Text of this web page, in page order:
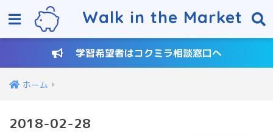
Walk in the Market
学習希望者はコクミラ相談窓口へ
ホーム
2018-02-28